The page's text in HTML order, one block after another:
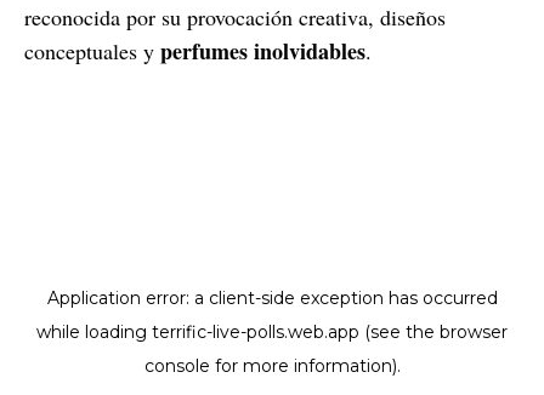
reconocida por su provocación creativa, diseños
conceptuales y perfumes inolvidables.